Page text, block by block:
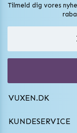
Tilmeld dig vores
VUXEN.DK
VAT:
KUNDESERVICE
Fortryd aftale
Vibratorer